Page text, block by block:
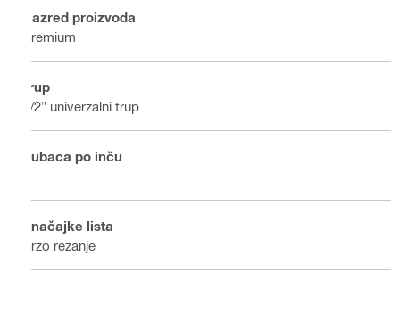
Razred proizvoda
Premium
Trup
1/2" univerzalni trup
Zubaca po inču
Značajke lista
Brzo rezanje